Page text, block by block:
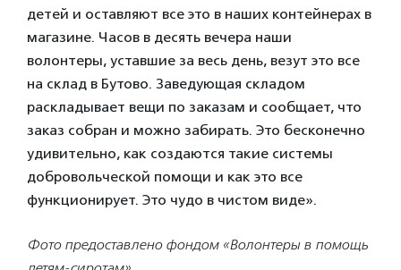
детей и оставляют все это в наших контейнерах в
магазине. Часов в десять вечера наши
волонтеры, уставшие за весь день, везут это все
на склад в Бутово. Заведующая складом
раскладывает вещи по заказам и сообщает, что
заказ собран и можно забирать. Это бесконечно
удивительно, как создаются такие системы
добровольческой помощи и как это все
функционирует. Это чудо в чистом виде».
Фото предоставлено фондом «Волонтеры в помощь